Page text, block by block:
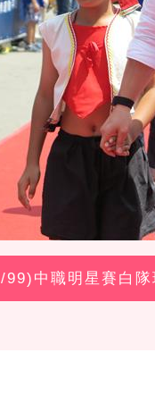
/99)中職明星賽白隊